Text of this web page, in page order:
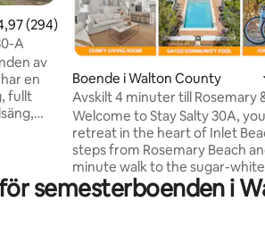
av 5 i genomsnittligt betyg, 294
(294)
A
av
en
fullt
Park,
Boende i Walton County
Avskilt 4 minuter till Rosemary
pool-cyklar
Welcome to Stay Salty 30A,
retreat in the heart of Inlet
steps from Rosemary Beach
minute walk to the sugar-
emerald waters of the Gulf. Located in a
gated community of just
semesterboenden i